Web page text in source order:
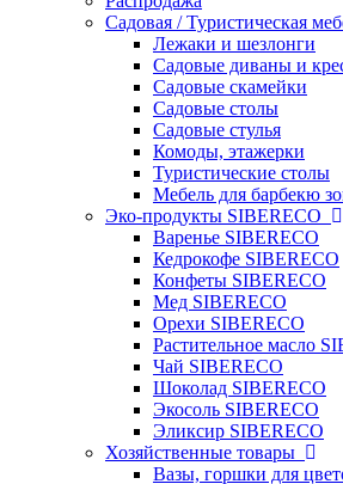
Садовая / Туристическая
Лежаки и шезлонги
Садовые диваны и
Садовые скамейки
Садовые столы
Садовые стулья
Комоды, этажерки
Туристические столы
Мебель для барбекю
Эко-продукты SIBERECO
Варенье SIBERECO
Кедрокофе SIBERECO
Конфеты SIBERECO
Мед SIBERECO
Орехи SIBERECO
Растительное масло
Чай SIBERECO
Шоколад SIBERECO
Экосоль SIBERECO
Эликсир SIBERECO
Хозяйственные товары
Вазы, горшки для